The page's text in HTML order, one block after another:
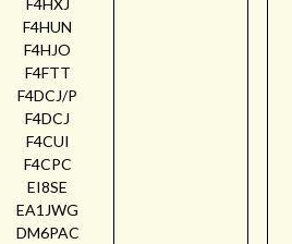
F4HUN
F4HJO
F4FTT
F4DCJ/P
F4DCJ
F4CUI
F4CPC
EI8SE
EA1JWG
DM6PAC